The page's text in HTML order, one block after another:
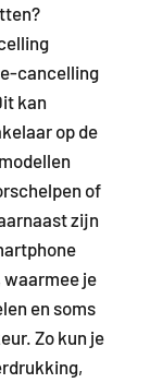
cancelling
kan
op de
of
zijn
je
en soms
Zo kun je